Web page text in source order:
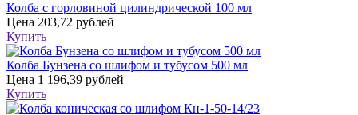
Колба с горловиной цилиндрической 100 мл
Цена 203,72 рублей
Купить
Колба Бунзена со шлифом и тубусом 500 мл
Цена 1 196,39 рублей
Купить